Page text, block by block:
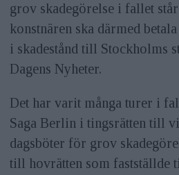
grov skadegörelse i fallet
konstnären ska därmed
i skadestånd till Stockholms
Dagens Nyheter.
Det har varit många turer i
Saga Berlin i tingsrätten till
dagsböter för grov
till hovrätten som fastställde